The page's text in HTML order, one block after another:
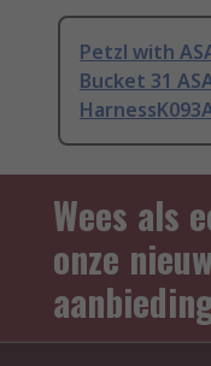
Petzl with
Bucket 31
Wees als
onze